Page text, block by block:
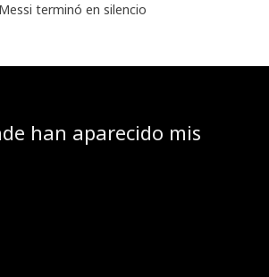
terminó en silencio
han aparecido mis